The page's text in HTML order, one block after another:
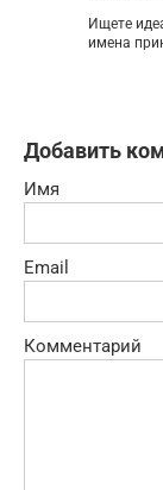
Ищете
имена
Добавить
Имя
Email
Комментарий